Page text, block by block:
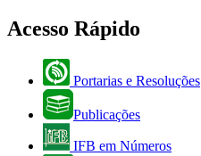
Acesso Rápido
Portarias e Resoluções
Publicações
IFB em Números